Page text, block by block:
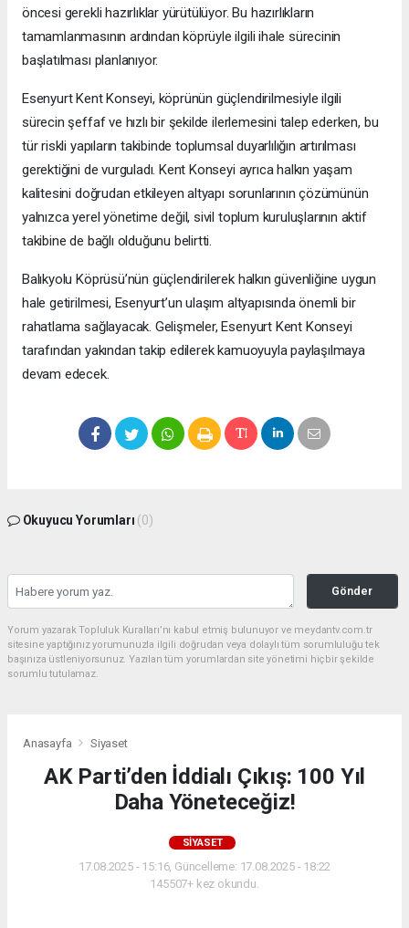
öncesi gerekli hazırlıklar yürütülüyor. Bu hazırlıkların
tamamlanmasının ardından köprüyle ilgili ihale sürecinin
başlatılması planlanıyor.
Esenyurt Kent Konseyi, köprünün güçlendirilmesiyle ilgili
sürecin şeffaf ve hızlı bir şekilde ilerlemesini talep ederken, bu
tür riskli yapıların takibinde toplumsal duyarlılığın artırılması
gerektiğini de vurguladı. Kent Konseyi ayrıca halkın yaşam
kalitesini doğrudan etkileyen altyapı sorunlarının çözümünün
yalnızca yerel yönetime değil, sivil toplum kuruluşlarının aktif
takibine de bağlı olduğunu belirtti.
Balıkyolu Köprüsü’nün güçlendirilerek halkın güvenliğine uygun
hale getirilmesi, Esenyurt’un ulaşım altyapısında önemli bir
rahatlama sağlayacak. Gelişmeler, Esenyurt Kent Konseyi
tarafından yakından takip edilerek kamuoyuyla paylaşılmaya
devam edecek.
Okuyucu Yorumları (0)
Gönder
Yorum yazarak Topluluk Kuralları’nı kabul etmiş bulunuyor ve meydantv.com.tr
sitesine yaptığınız yorumunuzla ilgili doğrudan veya dolaylı tüm sorumluluğu tek
başınıza üstleniyorsunuz. Yazılan tüm yorumlardan site yönetimi hiçbir şekilde
sorumlu tutulamaz.
Anasayfa Siyaset
AK Parti’den İddialı Çıkış: 100 Yıl
Daha Yöneteceğiz!
SIYASET
17.08.2025 - 15:16, Güncelleme: 17.08.2025 - 18:22
145507+ kez okundu.